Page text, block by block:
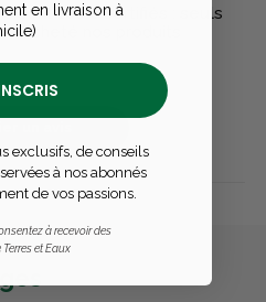
sont 100% certifiés : seuls
acheté nos produits
en livraison à
exclusifs, de conseils
à nos abonnés
de vos passions.
à recevoir des
et Eaux